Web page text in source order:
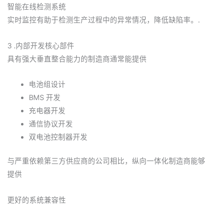
智能在线检测系统
实时监控有助于检测生产过程中的异常情况，降低缺陷率。.
3 .内部开发核心部件
具有强大垂直整合能力的制造商通常能提供
电池组设计
BMS 开发
充电器开发
通信协议开发
双电池控制器开发
与严重依赖第三方供应商的公司相比，纵向一体化制造商能够
提供
更好的系统兼容性